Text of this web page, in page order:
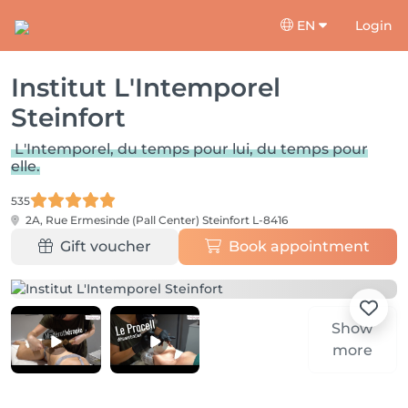
EN Login
Institut L'Intemporel
Steinfort
L'Intemporel, du temps pour lui, du temps pour
elle.
535
2A, Rue Ermesinde (Pall Center) Steinfort L-8416
Gift voucher Book appointment
Show
more